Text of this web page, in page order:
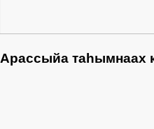
Арассыйа таһымнаах